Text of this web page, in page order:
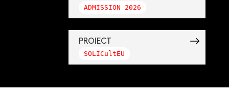
ADMISSION 2026
PROIECT
SOLICultEU